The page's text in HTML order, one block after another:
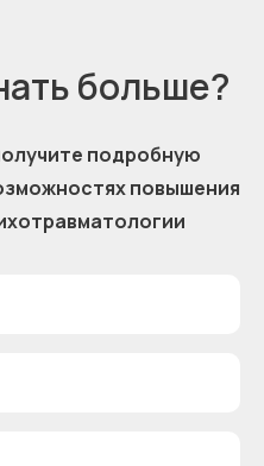
больше?
подробную
повышения